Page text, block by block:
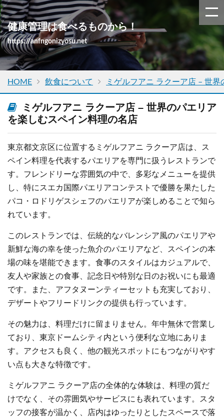
健康管理は食べるものから！
https://anfngonizyosu.net
HOME 飲食について ミゲルフアニ ラクーア店 – 世
ミゲルフアニ ラクーア店 – 世界のパエリア
を楽しむスペイン料理の名店
東京都文京区に位置するミゲルフアニ ラクーア店は、ス
ペイン料理を代表するパエリアを専門に扱うレストランで
す。フレンドリーな雰囲気の中で、多彩なメニューを提供
し、特にスエカ国際パエリアコンテストで優勝を果たした
パコ・ロドリゲスシェフのパエリアが楽しめることで知ら
れています。
このレストランでは、伝統的なバレンシア風のパエリアや
新鮮な海の幸を使った魚介のパエリアなど、スペインの本
場の味を堪能できます。食事のスタイルはカジュアルで、
友人や家族との食事、記念日や特別な日のお祝いにも最適
です。また、アフタヌーンティーセットも充実しており、
デザートやフリードリンクの提供も行っています。
その魅力は、料理だけに留まりません。年中無休で営業し
ており、東京ドームシティ内という便利な立地にありま
す。アクセスも良く、他の観光スポットにもつながりやす
い点も大きな特徴です。
ミゲルフアニ ラクーア店の全体的な体験は、料理の質だ
けでなく、その雰囲気やサービスにも表れています。スタ
ッフの接客が温かく、店内はゆったりとしたスペースで落